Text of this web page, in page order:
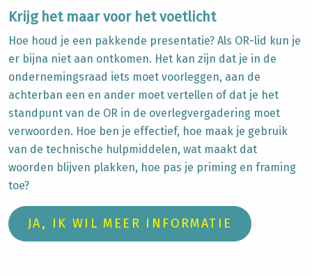
Krijg het maar voor het voetlicht
Hoe houd je een pakkende presentatie? Als OR-lid kun je
er bijna niet aan ontkomen. Het kan zijn dat je in de
ondernemingsraad iets moet voorleggen, aan de
achterban een en ander moet vertellen of dat je het
standpunt van de OR in de overlegvergadering moet
verwoorden. Hoe ben je effectief, hoe maak je gebruik
van de technische hulpmiddelen, wat maakt dat
woorden blijven plakken, hoe pas je priming en framing
toe?
JA, IK WIL MEER INFORMATIE